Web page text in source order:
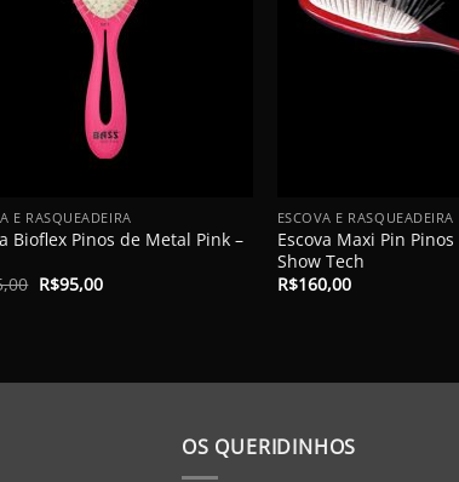
E RASQUEADEIRA
Bioflex Pinos de Metal Pink –
O
R$95,00O
ESCOVA E RASQUEADEIRA
Escova Maxi Pin
Show Tech
R$160,00
OS QUERIDINHOS